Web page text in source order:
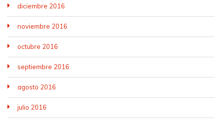
diciembre 2016
noviembre 2016
octubre 2016
septiembre 2016
agosto 2016
julio 2016